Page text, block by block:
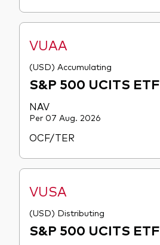
VUAA
(USD) Accumulating
S&P 500 UCITS ETF
NAV
Per 07 Aug. 2026
OCF/TER
VUSA
(USD) Distributing
S&P 500 UCITS ETF